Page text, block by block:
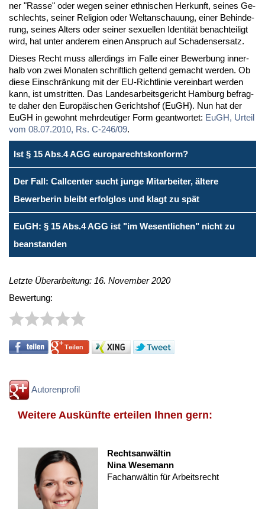
ner "Ras­se" oder we­gen sei­ner eth­ni­schen Her­kunft, sei­nes Ge­
schlechts, sei­ner Re­li­gi­on oder Welt­an­schau­ung, ei­ner Be­hin­de­
rung, sei­nes Al­ters oder sei­ner se­xu­el­len Iden­ti­tät be­nach­tei­ligt
wird, hat un­ter an­de­rem ei­nen An­spruch auf Scha­dens­er­satz.
Die­ses Recht muss al­ler­dings im Fal­le ei­ner Be­wer­bung in­ner­
halb von zwei Mo­na­ten schrift­lich gel­tend ge­macht wer­den. Ob
die­se Ein­schrän­kung mit der EU-Richt­li­nie ver­ein­bart wer­den
kann, ist um­strit­ten. Das Lan­des­ar­beits­ge­richt Ham­burg be­frag­
te da­her den Eu­ro­päi­schen Ge­richts­hof (EuGH). Nun hat der
EuGH in ge­wohnt mehr­deu­ti­ger Form ge­ant­wor­tet: EuGH, Ur­teil
vom 08.07.2010, Rs. C-246/09.
Ist § 15 Abs.4 AGG europarechtskonform?
Der Fall: Callcenter sucht junge Mitarbeiter, ältere
Bewerberin bleibt erfolglos und klagt zu spät
EuGH: § 15 Abs.4 AGG ist "im Wesentlichen" nicht zu
beanstanden
Letzte Überarbeitung: 16. November 2020
Bewertung:
Autorenprofil
Weitere Auskünfte erteilen Ihnen gern:
Rechtsanwältin
Nina Wesemann
Fachanwältin für Arbeitsrecht